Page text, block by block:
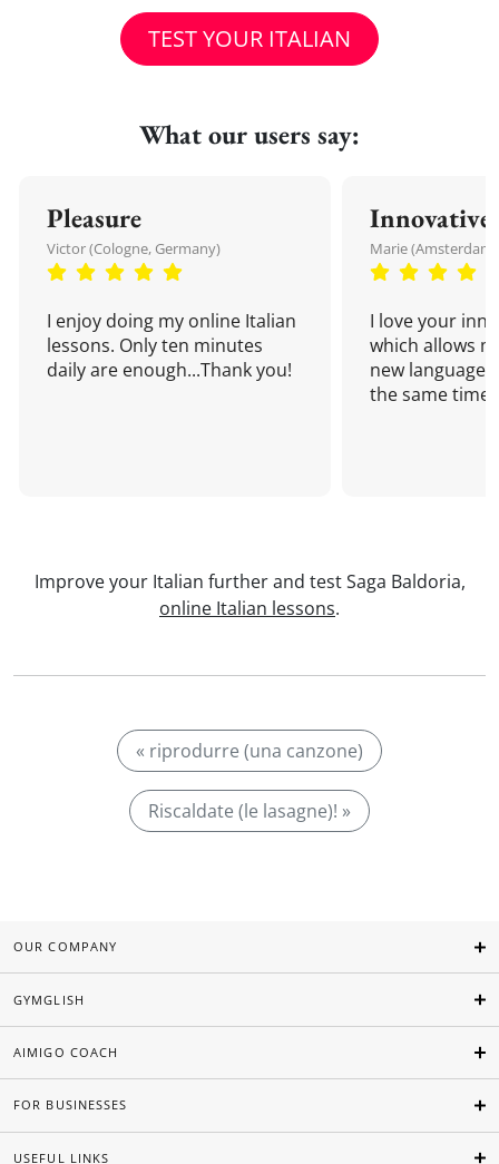
TEST YOUR ITALIAN
What our users say:
Pleasure
Victor (Cologne, Germany)
I enjoy doing my online Italian
lessons. Only ten minutes
daily are enough...Thank you!
Innovative
Marie
I love your
which allows
new language
the same time!
Improve your Italian further and test Saga Baldoria,
online Italian lessons.
« riprodurre (una canzone)
Riscaldate (le lasagne)! »
OUR COMPANY
GYMGLISH
AIMIGO COACH
FOR BUSINESSES
USEFUL LINKS